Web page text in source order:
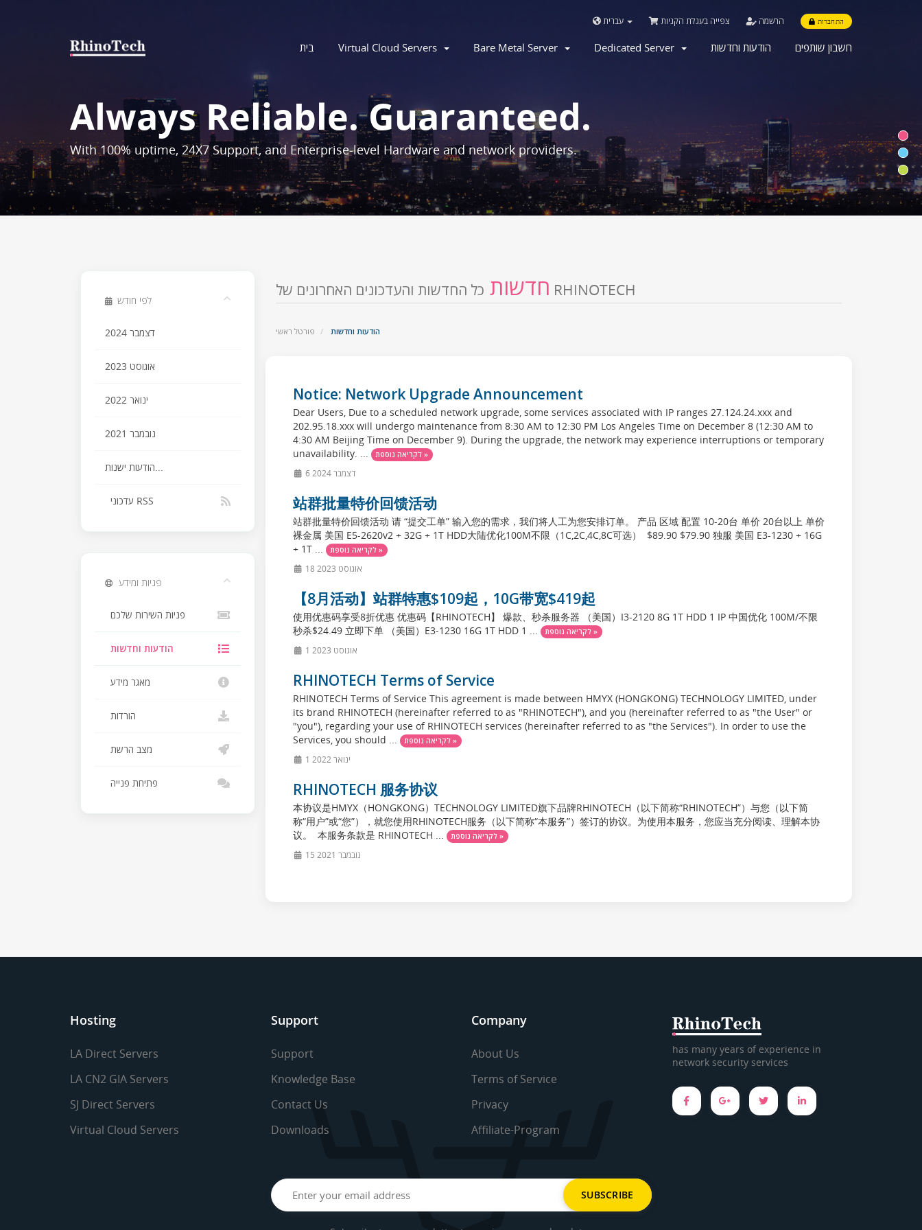
צפייה בעגלת הקניות הרשמה התחברות
בית Virtual Cloud Servers Bare Metal Server Dedicated Server הודעות וחדשות חשבון שותפים
Always Reliable. Guaranteed.
With 100% uptime, 24X7 Support, and Enterprise-level Hardware and network providers.
חדשות כל החדשות והעדכונים האחרונים של RHINOTECH
פורטל ראשי הודעות וחדשות
לפי חודש
דצמבר 2024
אוגוסט 2023
ינואר 2022
נובמבר 2021
הודעות ישנות...
עדכוני RSS
Notice: Network Upgrade Announcement
Dear Users, Due to a scheduled network upgrade, some services associated with IP ranges 27.124.24.xxx and
202.95.18.xxx will undergo maintenance from 8:30 AM to 12:30 PM Los Angeles Time on December 8 (12:30 AM to
4:30 AM Beijing Time on December 9). During the upgrade, the network may experience interruptions or temporary
unavailability. ...
לקריאה נוספת »
6 דצמבר 2024
站群批量特价回馈活动
站群批量特价回馈活动 请 “提交工单” 输入您的需求，我们将人工为您安排订单。 产品 区域 配置 10-20台 单价 20台以上 单价
裸金属 美国 E5-2620v2 + 32G + 1T HDD大陆优化100M不限（1C,2C,4C,8C可选） $89.90 $79.90 独服 美国 E3-1230 + 16G
+ 1T ...
לקריאה נוספת »
18 אוגוסט 2023
【8月活动】站群特惠$109起，10G带宽$419起
使用优惠码享受8折优惠 优惠码【RHINOTECH】 爆款、秒杀服务器 （美国）I3-2120 8G 1T HDD 1 IP 中国优化 100M/不限
秒杀$24.49 立即下单 （美国）E3-1230 16G 1T HDD 1 ...
לקריאה נוספת »
1 אוגוסט 2023
RHINOTECH Terms of Service
RHINOTECH Terms of Service This agreement is made between HMYX (HONGKONG) TECHNOLOGY LIMITED, under
its brand RHINOTECH (hereinafter referred to as "RHINOTECH"), and you (hereinafter referred to as "the User" or
"you"), regarding your use of RHINOTECH services (hereinafter referred to as "the Services"). In order to use the
Services, you should ...
לקריאה נוספת »
1 ינואר 2022
RHINOTECH 服务协议
本协议是HMYX（HONGKONG）TECHNOLOGY LIMITED旗下品牌RHINOTECH（以下简称“RHINOTECH”）与您（以下简
称“用户”或“您”），就您使用RHINOTECH服务（以下简称“本服务”）签订的协议。为使用本服务，您应当充分阅读、理解本协
议。 本服务条款是 RHINOTECH ...
לקריאה נוספת »
15 נובמבר 2021
פניות ומידע
פניות השירות שלכם
הודעות וחדשות
מאגר מידע
הורדות
מצב הרשת
פתיחת פנייה
Hosting
LA Direct Servers
LA CN2 GIA Servers
SJ Direct Servers
Virtual Cloud Servers
Support
Support
Knowledge Base
Contact Us
Downloads
Company
About Us
Terms of Service
Privacy
Affiliate-Program
has many years of experience in
network security services